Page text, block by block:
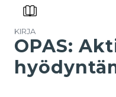
KIRJA
OPAS: